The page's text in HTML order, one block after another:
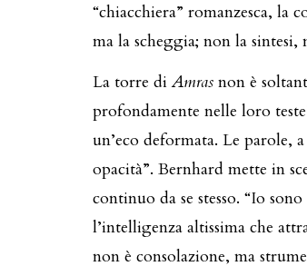
“chiacchiera” romanzesca, la
ma la scheggia; non la
La torre di Amras non è
profondamente nelle loro
un’eco deformata. Le
opacità”. Bernhard mette in
continuo da se stesso. “Io
l’intelligenza altissima che
non è consolazione, ma